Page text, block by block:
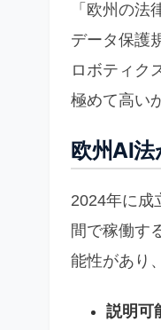
「欧州の
データ保護
ロボティク
極めて高い
欧州AI法
2024年に成
間で稼働す
能性があり
説明可